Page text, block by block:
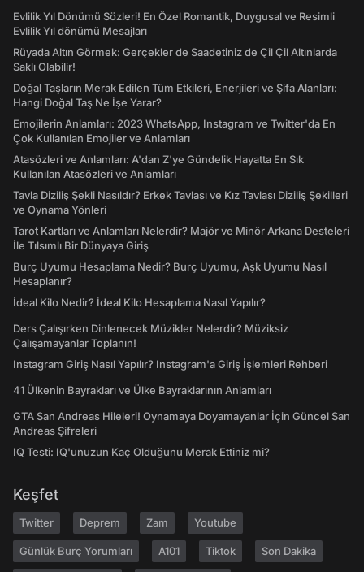
Evlilik Yıl Dönümü Sözleri! En Özel Romantik, Duygusal ve Resimli
Evlilik Yıl dönümü Mesajları
Rüyada Altın Görmek: Gerçekler de Saadetiniz de Çil Çil Altınlarda
Saklı Olabilir!
Doğal Taşların Merak Edilen Tüm Etkileri, Enerjileri ve Şifa Alanları:
Hangi Doğal Taş Ne İşe Yarar?
Emojilerin Anlamları: 2023 WhatsApp, Instagram ve Twitter'da En
Çok Kullanılan Emojiler ve Anlamları
Atasözleri ve Anlamları: A'dan Z'ye Gündelik Hayatta En Sık
Kullanılan Atasözleri ve Anlamları
Tavla Diziliş Şekli Nasıldır? Erkek Tavlası ve Kız Tavlası Diziliş Şekilleri
ve Oynama Yönleri
Tarot Kartları ve Anlamları Nelerdir? Majör ve Minör Arkana Desteleri
İle Tılsımlı Bir Dünyaya Giriş
Burç Uyumu Hesaplama Nedir? Burç Uyumu, Aşk Uyumu Nasıl
Hesaplanır?
İdeal Kilo Nedir? İdeal Kilo Hesaplama Nasıl Yapılır?
Ders Çalışırken Dinlenecek Müzikler Nelerdir? Müziksiz
Çalışamayanlar Toplanın!
Instagram Giriş Nasıl Yapılır? Instagram'a Giriş İşlemleri Rehberi
41 Ülkenin Bayrakları ve Ülke Bayraklarının Anlamları
GTA San Andreas Hileleri! Oynamaya Doyamayanlar İçin Güncel San
Andreas Şifreleri
IQ Testi: IQ'unuzun Kaç Olduğunu Merak Ettiniz mi?
Keşfet
Twitter Deprem Zam Youtube
Günlük Burç Yorumları A101 Tiktok Son Dakika